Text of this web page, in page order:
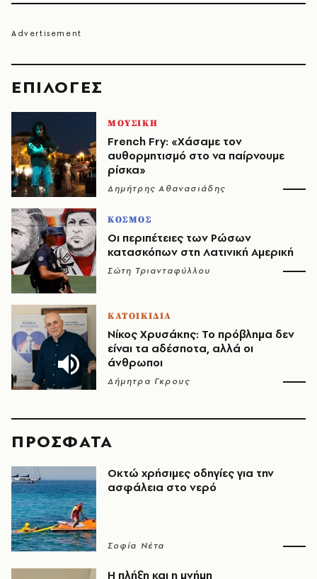
EΠΙΛΟΓΈΣ
ΜΟΥΣΙΚΗ
French Fry: «Χάσαμε τον
αυθορμητισμό στο να παίρνουμε
ρίσκα»
Δημήτρης Αθανασιάδης
ΚΟΣΜΟΣ
Οι περιπέτειες των Ρώσων
κατασκόπων στη Λατινική Αμερική
Σώτη Τριανταφύλλου
ΚΑΤΟΙΚΙΔΙΑ
Νίκος Χρυσάκης: Το πρόβλημα δεν
είναι τα αδέσποτα, αλλά οι
άνθρωποι
Δήμητρα Γκρους
ΠΡΟΣΦΑΤΑ
Οκτώ χρήσιμες οδηγίες για την
ασφάλεια στο νερό
Σοφία Νέτα
Η πλήξη και η μνήμη